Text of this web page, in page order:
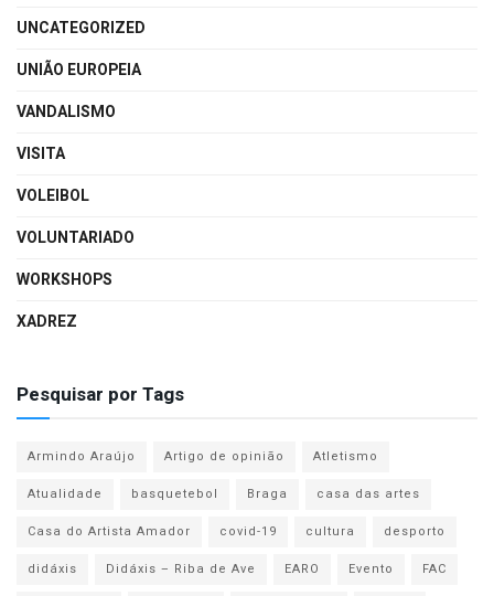
UNCATEGORIZED
UNIÃO EUROPEIA
VANDALISMO
VISITA
VOLEIBOL
VOLUNTARIADO
WORKSHOPS
XADREZ
Pesquisar por Tags
Armindo Araújo Artigo de opinião
Atletismo
Atualidade
basquetebol Braga
casa das artes
Casa do Artista Amador
covid-19 cultura
desporto
didáxis
Didáxis – Riba de Ave EARO Evento
FAC